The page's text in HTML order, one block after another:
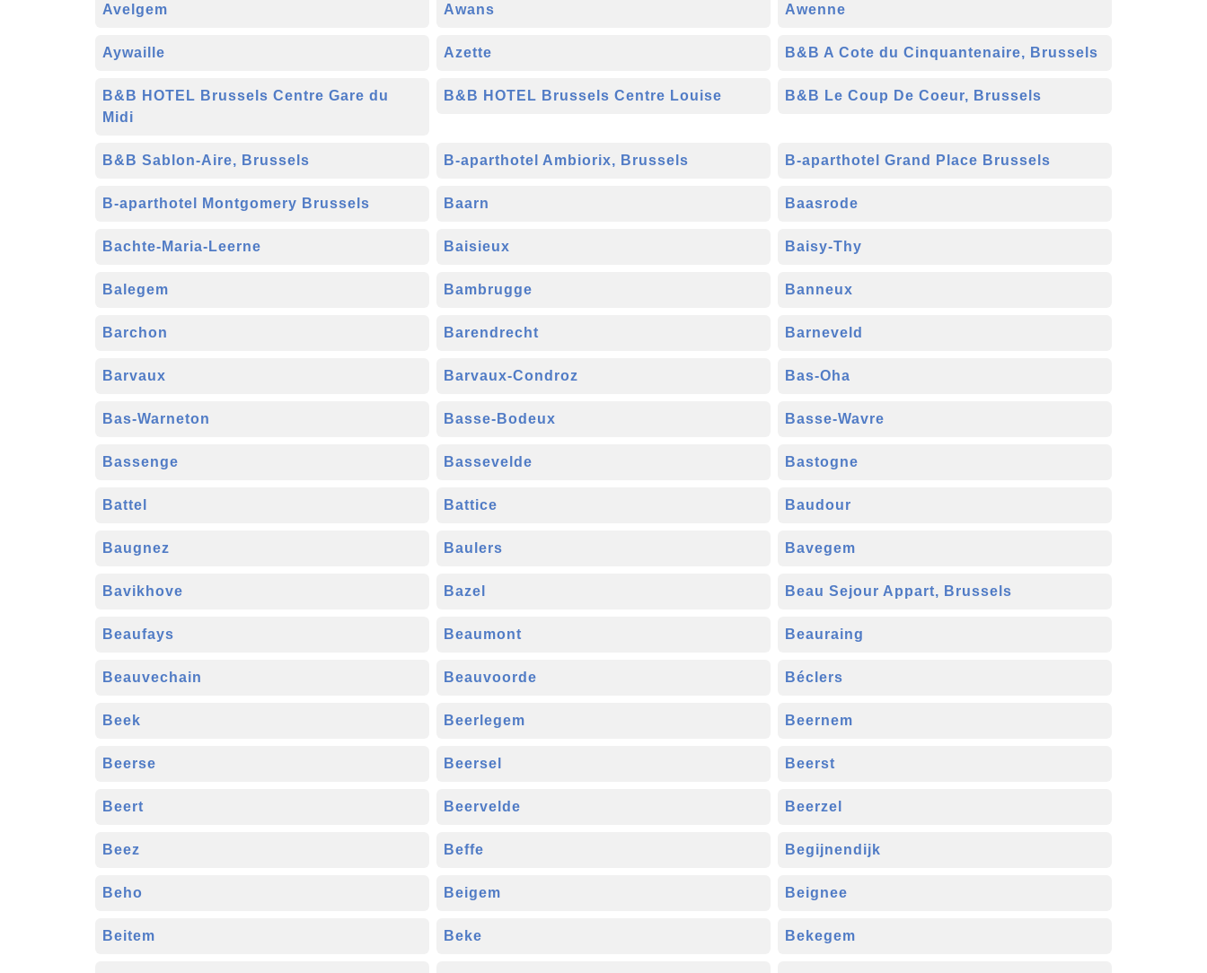
Avelgem Awans Awenne
Aywaille Azette B&B A Cote du Cinquantenaire, Brussels
B&B HOTEL Brussels Centre Gare du
Midi
B&B HOTEL Brussels Centre Louise B&B Le Coup De Coeur, Brussels
B&B Sablon-Aire, Brussels B-aparthotel Ambiorix, Brussels B-aparthotel Grand Place Brussels
B-aparthotel Montgomery Brussels Baarn Baasrode
Bachte-Maria-Leerne Baisieux Baisy-Thy
Balegem Bambrugge Banneux
Barchon Barendrecht Barneveld
Barvaux Barvaux-Condroz Bas-Oha
Bas-Warneton Basse-Bodeux Basse-Wavre
Bassenge Bassevelde Bastogne
Battel Battice Baudour
Baugnez Baulers Bavegem
Bavikhove Bazel Beau Sejour Appart, Brussels
Beaufays Beaumont Beauraing
Beauvechain Beauvoorde Béclers
Beek Beerlegem Beernem
Beerse Beersel Beerst
Beert Beervelde Beerzel
Beez Beffe Begijnendijk
Beho Beigem Beignee
Beitem Beke Bekegem